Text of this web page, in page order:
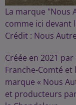
La marque "Nous
comme ici devant
Crédit : Nous
Créée en 2021
Franche-Comté et
marque « Nous
et producteurs